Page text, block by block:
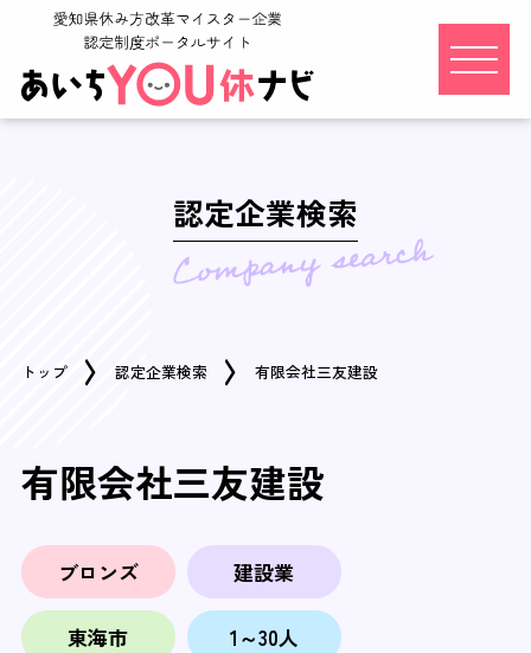
認定企業検索
トップ 認定企業検索 有限会社三友建設
有限会社三友建設
ブロンズ 建設業
東海市 1～30人